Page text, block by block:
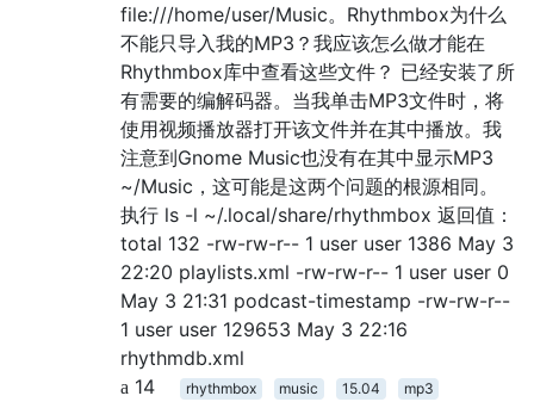
file:///home/user/Music。Rhythmbox为什么
不能只导入我的MP3？我应该怎么做才能在
Rhythmbox库中查看这些文件？ 已经安装了所
有需要的编解码器。当我单击MP3文件时，将
使用视频播放器打开该文件并在其中播放。我
注意到Gnome Music也没有在其中显示MP3
~/Music，这可能是这两个问题的根源相同。
执行 ls -l ~/.local/share/rhythmbox 返回值：
total 132 -rw-rw-r-- 1 user user 1386 May 3
22:20 playlists.xml -rw-rw-r-- 1 user user 0
May 3 21:31 podcast-timestamp -rw-rw-r--
1 user user 129653 May 3 22:16
rhythmdb.xml
14
rhythmbox music 15.04
mp3